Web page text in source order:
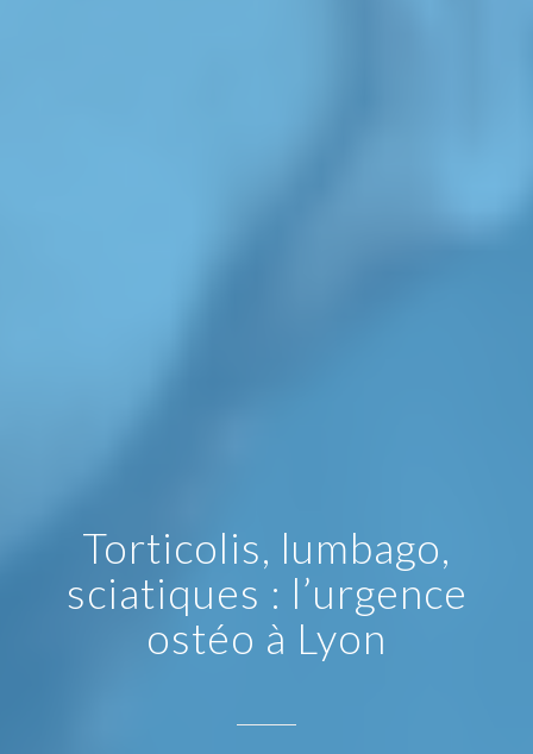
Torticolis, lumbago,
sciatiques : l’urgence
ostéo à Lyon